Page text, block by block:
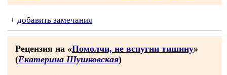
+ добавить замечания
Рецензия на «Помолчи, не вспугни тишину»
(Екатерина Шушковская)